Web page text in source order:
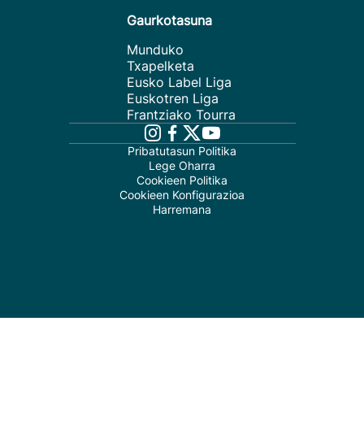
Gaurkotasuna
Munduko
Txapelketa
Eusko Label Liga
Euskotren Liga
Frantziako Tourra
Pribatutasun Politika
Lege Oharra
Cookieen Politika
Cookieen Konfigurazioa
Harremana